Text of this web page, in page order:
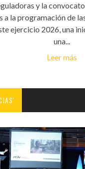
y la
a la programación de
ejercicio 2026, una
una...
Leer más